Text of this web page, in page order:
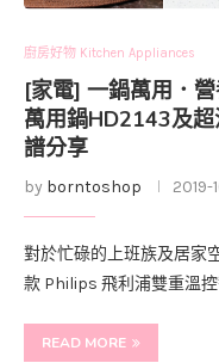
廚房好物 Kitchen Appliances
[家電] 一鍋萬用．
萬用鍋HD2143及
譜分享
by borntoshop 2019-
對於忙碌的上班族及居家
款 Philips 飛利浦雙重溫
READ MORE